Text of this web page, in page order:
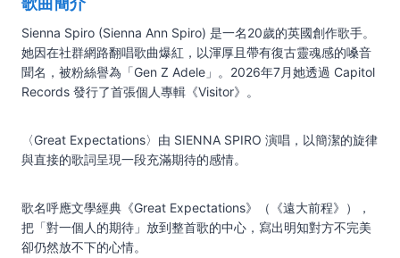
Sienna Spiro (Sienna Ann Spiro) 是一名20歲的英國創作歌手。
她因在社群網路翻唱歌曲爆紅，以渾厚且帶有復古靈魂感的嗓音
聞名，被粉絲譽為「Gen Z Adele」。2026年7月她透過 Capitol
Records 發行了首張個人專輯《Visitor》。
〈Great Expectations〉由 SIENNA SPIRO 演唱，以簡潔的旋律
與直接的歌詞呈現一段充滿期待的感情。
歌名呼應文學經典《Great Expectations》（《遠大前程》），
把「對一個人的期待」放到整首歌的中心，寫出明知對方不完美
卻仍然放不下的心情。